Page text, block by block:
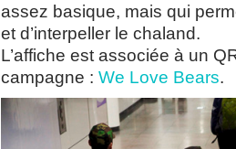
assez basique, mais qui
et d’interpeller le chaland.
L’affiche est associée à un
campagne : We Love Bears.